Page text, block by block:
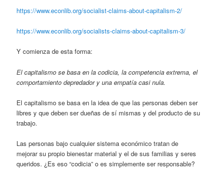
https://www.econlib.org/socialist-claims-about-capitalism-2/
https://www.econlib.org/socialists-claims-about-capitalism-3/
Y comienza de esta forma:
El capitalismo se basa en la codicia, la competencia extrema, el
comportamiento depredador y una empatía casi nula.
El capitalismo se basa en la idea de que las personas deben ser
libres y que deben ser dueñas de sí mismas y del producto de su
trabajo.
Las personas bajo cualquier sistema económico tratan de
mejorar su propio bienestar material y el de sus familias y seres
queridos. ¿Es eso “codicia” o es simplemente ser responsable?